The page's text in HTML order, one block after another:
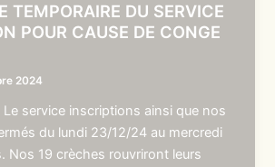
TEMPORAIRE DU SERVICE
POUR CAUSE DE CONGE
2024
Le service inscriptions ainsi que nos
du lundi 23/12/24 au mercredi
Nos 19 crèches rouvriront leurs